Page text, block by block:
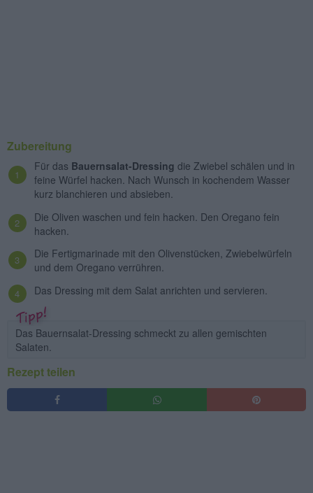
Zubereitung
Für das Bauernsalat-Dressing die Zwiebel schälen und in
feine Würfel hacken. Nach Wunsch in kochendem Wasser
kurz blanchieren und absieben.
Die Oliven waschen und fein hacken. Den Oregano fein
hacken.
Die Fertigmarinade mit den Olivenstücken, Zwiebelwürfeln
und dem Oregano verrühren.
Das Dressing mit dem Salat anrichten und servieren.
Das Bauernsalat-Dressing schmeckt zu allen gemischten
Salaten.
Rezept teilen